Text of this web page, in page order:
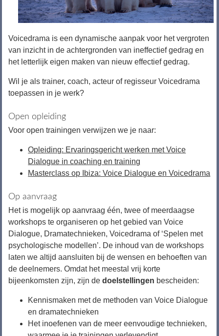
Voicedrama is een dynamische aanpak voor het vergroten
van inzicht in de achtergronden van ineffectief gedrag en
het letterlijk eigen maken van nieuw effectief gedrag.
Wil je als trainer, coach, acteur of regisseur Voicedrama
toepassen in je werk?
Open opleiding
Voor open trainingen verwijzen we je naar:
Opleiding: Ervaringsgericht werken met Voice
Dialogue in coaching en training
Masterclass op Ibiza: Voice Dialogue en Voicedrama
Op aanvraag
Het is mogelijk op aanvraag één, twee of meerdaagse
workshops te organiseren op het gebied van Voice
Dialogue, Dramatechnieken, Voicedrama of ‘Spelen met
psychologische modellen’. De inhoud van de workshops
laten we altijd aansluiten bij de wensen en behoeften van
de deelnemers. Omdat het meestal vrij korte
bijeenkomsten zijn, zijn dedoelstellingen bescheiden:
Kennismaken met de methoden van Voice Dialogue
en dramatechnieken
Het inoefenen van de meer eenvoudige technieken,